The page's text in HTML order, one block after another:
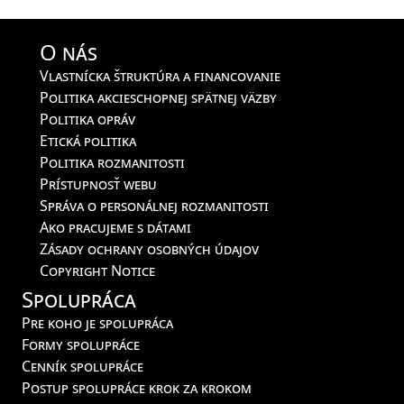
O nás
Vlastnícka štruktúra a financovanie
Politika akcieschopnej spätnej väzby
Politika opráv
Etická politika
Politika rozmanitosti
Prístupnosť webu
Správa o personálnej rozmanitosti
Ako pracujeme s dátami
Zásady ochrany osobných údajov
Copyright Notice
Spolupráca
Pre koho je spolupráca
Formy spolupráce
Cenník spolupráce
Postup spolupráce krok za krokom